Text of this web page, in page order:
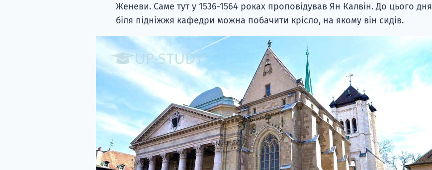
Женеви. Саме тут у 1536-1564 роках проповідував Ян Калвін. До цього дня
біля підніжжя кафедри можна побачити крісло, на якому він сидів.